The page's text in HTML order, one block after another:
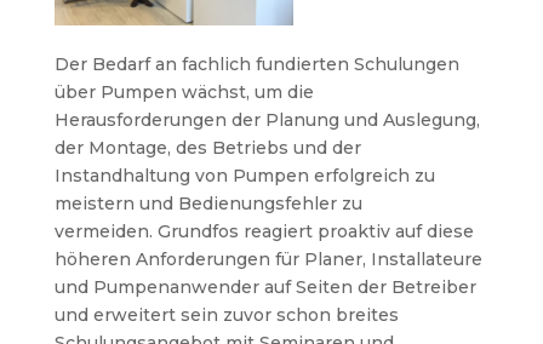
Der Bedarf an fachlich fundierten Schulungen
über Pumpen wächst, um die
Herausforderungen der Planung und Auslegung,
der Montage, des Betriebs und der
Instandhaltung von Pumpen erfolgreich zu
meistern und Bedienungsfehler zu
vermeiden. Grundfos reagiert proaktiv auf diese
höheren Anforderungen für Planer, Installateure
und Pumpenanwender auf Seiten der Betreiber
und erweitert sein zuvor schon breites